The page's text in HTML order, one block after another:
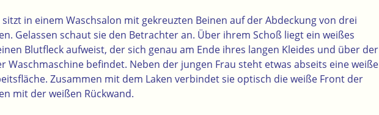
sitzt in einem Waschsalon mit gekreuzten Beinen auf der Abdeckung von drei
Gelassen schaut sie den Betrachter an. Über ihrem Schoß liegt ein weißes
Blutfleck aufweist, der sich genau am Ende ihres langen Kleides und über der
Waschmaschine befindet. Neben der jungen Frau steht etwas abseits eine weiße
Zusammen mit dem Laken verbindet sie optisch die weiße Front der
mit der weißen Rückwand.